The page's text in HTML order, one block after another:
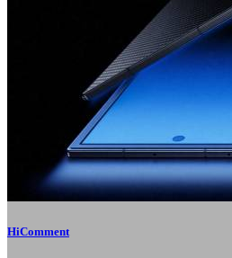
HiComment